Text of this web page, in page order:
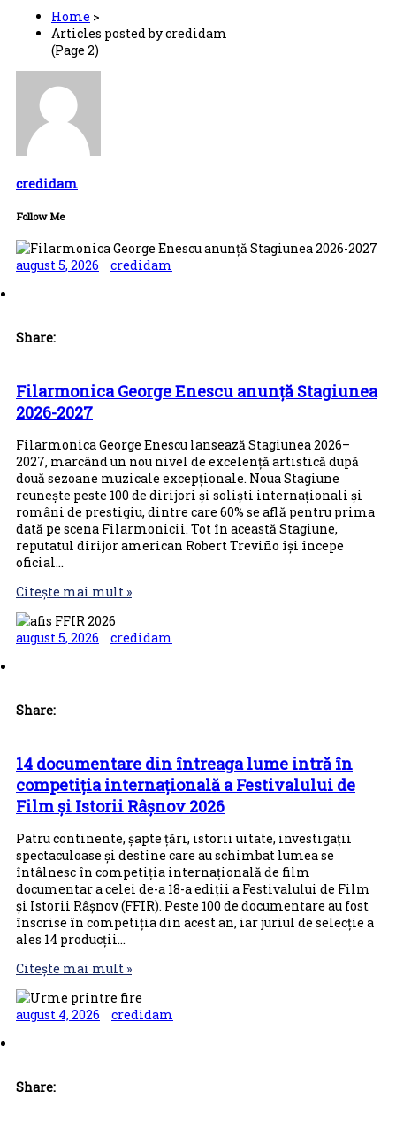
Memento
UTILIZATORI
Radio
Copie privată
PARTENERI
Parteneri
Parteneri externi
CONTACT
Inspectori
Home >
Articles posted by credidam
(Page 2)
credidam
Follow Me
august 5, 2026 credidam
Share:
Filarmonica George Enescu anunță Stagiunea
2026-2027
Filarmonica George Enescu lansează Stagiunea 2026–
2027, marcând un nou nivel de excelență artistică după
două sezoane muzicale excepționale. Noua Stagiune
reunește peste 100 de dirijori și soliști internaționali și
români de prestigiu, dintre care 60% se află pentru prima
dată pe scena Filarmonicii. Tot în această Stagiune,
reputatul dirijor american Robert Treviño își începe
oficial…
Citește mai mult »
august 5, 2026 credidam
Share:
14 documentare din întreaga lume intră în
competiția internațională a Festivalului de
Film și Istorii Râșnov 2026
Patru continente, șapte țări, istorii uitate, investigații
spectaculoase și destine care au schimbat lumea se
întâlnesc în competiția internațională de film
documentar a celei de-a 18-a ediții a Festivalului de Film
și Istorii Râșnov (FFIR). Peste 100 de documentare au fost
înscrise în competiția din acest an, iar juriul de selecție a
ales 14 producții…
Citește mai mult »
august 4, 2026 credidam
Share: